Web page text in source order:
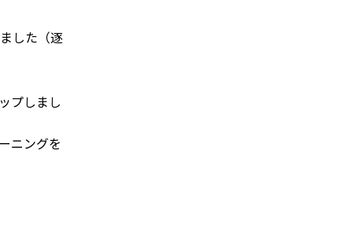
した（逐
プしまし
ニングを